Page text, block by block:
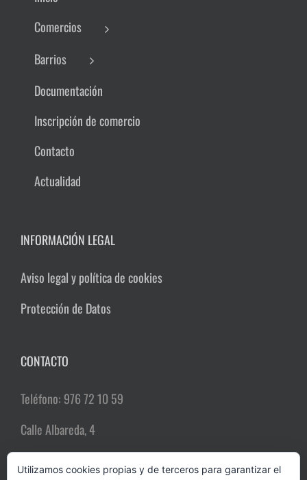
Comercios
Barrios
Documentación
Inscripción de comercio
Contacto
Actualidad
INFORMACIÓN LEGAL
Aviso legal y política de cookies
Protección de Datos
CONTACTO
Teléfono: 976 72 10 59
Calle Albareda, 4
Utilizamos cookies propias y de terceros para garantizar el